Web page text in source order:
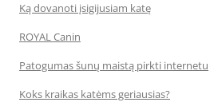
Ką dovanoti įsigijusiam katę
ROYAL Canin
Patogumas šunų maistą pirkti internetu
Koks kraikas katėms geriausias?